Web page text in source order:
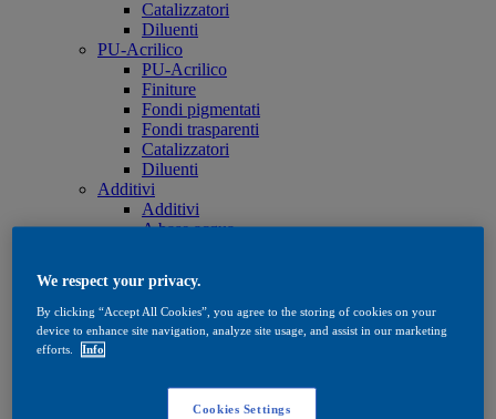
Catalizzatori
Diluenti
PU-Acrilico
PU-Acrilico
Finiture
Fondi pigmentati
Fondi trasparenti
Catalizzatori
Diluenti
Additivi
Additivi
A base acqua
Oli e cere
Oli e cere
Trattamento
A base solvente
Oli e cere
We respect your privacy.
By clicking “Accept All Cookies”, you agree to the storing of cookies on your
device to enhance site navigation, analyze site usage, and assist in our marketing
efforts.
Info
Cookies Settings